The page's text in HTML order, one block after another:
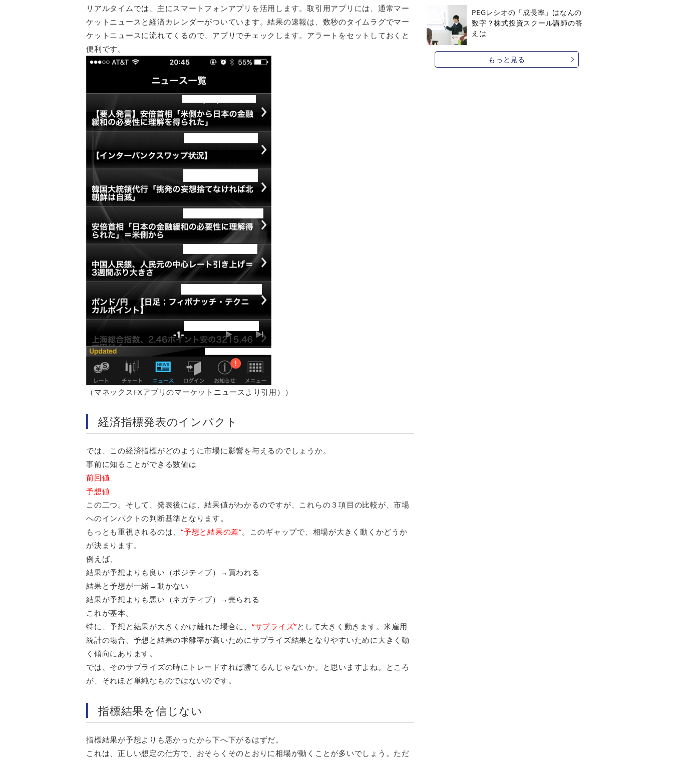
リアルタイムでは、主にスマートフォンアプリを活用します。取引用アプリには、通常マー
ケットニュースと経済カレンダーがついています。結果の速報は、数秒のタイムラグでマー
ケットニュースに流れてくるので、アプリでチェックします。アラートをセットしておくと
便利です。
（マネックスFXアプリのマーケットニュースより引用））
経済指標発表のインパクト
では、この経済指標がどのように市場に影響を与えるのでしょうか。
事前に知ることができる数値は
前回値
予想値
この二つ。そして、発表後には、結果値がわかるのですが、これらの３項目の比較が、市場
へのインパクトの判断基準となります。
もっとも重視されるのは、 “予想と結果の差”。このギャップで、相場が大きく動くかどうか
が決まります。
例えば、
結果が予想よりも良い（ポジティブ）→買われる
結果と予想が一緒→動かない
結果が予想よりも悪い（ネガティブ）→売られる
これが基本。
特に、予想と結果が大きくかけ離れた場合に、 “サプライズ”として大きく動きます。米雇用
統計の場合、予想と結果の乖離率が高いためにサプライズ結果となりやすいために大きく動
く傾向にあります。
では、そのサプライズの時にトレードすれば勝てるんじゃないか。と思いますよね。ところ
が、それほど単純なものではないのです。
指標結果を信じない
指標結果が予想よりも悪かったから下へ下がるはずだ。
これは、正しい想定の仕方で、おそらくそのとおりに相場が動くことが多いでしょう。ただ
PEGレシオの「成長率」はなんの
数字？株式投資スクール講師の答
えは
もっと見る